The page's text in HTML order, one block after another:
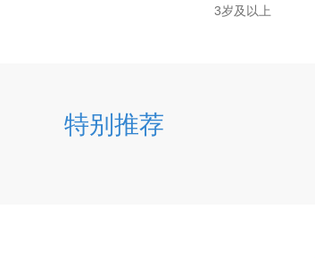
3岁及以上
特别推荐